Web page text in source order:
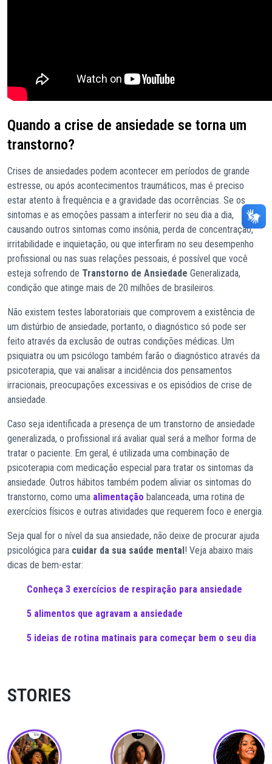
Quando a crise de ansiedade se torna um
transtorno?
Crises de ansiedades podem acontecer em períodos de grande
estresse, ou após acontecimentos traumáticos, mas é preciso
estar atento à frequência e a gravidade das ocorrências. Se os
sintomas e as emoções passam a interferir no seu dia a dia,
causando outros sintomas como insônia, perda de concentração,
irritabilidade e inquietação, ou que interfiram no seu desempenho
profissional ou nas suas relações pessoais, é possível que você
esteja sofrendo de Transtorno de Ansiedade Generalizada,
condição que atinge mais de 20 milhões de brasileiros.
Não existem testes laboratoriais que comprovem a existência de
um distúrbio de ansiedade, portanto, o diagnóstico só pode ser
feito através da exclusão de outras condições médicas. Um
psiquiatra ou um psicólogo também farão o diagnóstico através da
psicoterapia, que vai analisar a incidência dos pensamentos
irracionais, preocupações excessivas e os episódios de crise de
ansiedade.
Caso seja identificada a presença de um transtorno de ansiedade
generalizada, o profissional irá avaliar qual será a melhor forma de
tratar o paciente. Em geral, é utilizada uma combinação de
psicoterapia com medicação especial para tratar os sintomas da
ansiedade. Outros hábitos também podem aliviar os sintomas do
transtorno, como uma alimentação balanceada, uma rotina de
exercícios físicos e outras atividades que requerem foco e energia.
Seja qual for o nível da sua ansiedade, não deixe de procurar ajuda
psicológica para cuidar da sua saúde mental! Veja abaixo mais
dicas de bem-estar:
Conheça 3 exercícios de respiração para ansiedade
5 alimentos que agravam a ansiedade
5 ideias de rotina matinais para começar bem o seu dia
STORIES